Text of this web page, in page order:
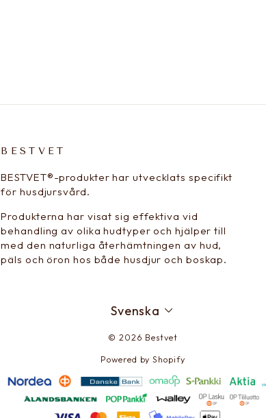
BESTVET
BESTVET®-produkter har utvecklats specifikt
för husdjursvård.
Produkterna har visat sig effektiva vid
behandling av olika hudtyper och hjälper till
med den naturliga återhämtningen av hud,
päls och öron hos både husdjur och boskap.
SPRÅK
Svenska
© 2026 Bestvet
Powered by Shopify